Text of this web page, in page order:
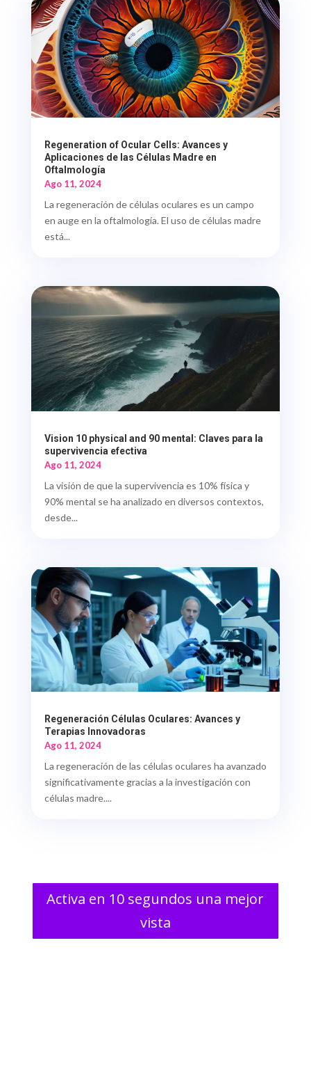
Regeneration of Ocular Cells: Avances y
Aplicaciones de las Células Madre en
Oftalmología
Ago 11, 2024
La regeneración de células oculares es un campo
en auge en la oftalmología. El uso de células madre
está...
Vision 10 physical and 90 mental: Claves para la
supervivencia efectiva
Ago 11, 2024
La visión de que la supervivencia es 10% física y
90% mental se ha analizado en diversos contextos,
desde...
Regeneración Células Oculares: Avances y
Terapias Innovadoras
Ago 11, 2024
La regeneración de las células oculares ha avanzado
significativamente gracias a la investigación con
células madre....
Activa en 10 segundos una mejor
vista